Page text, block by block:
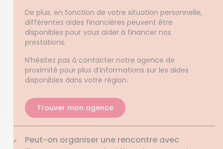
De plus, en fonction de votre situation personnelle,
différentes aides financières peuvent être
disponibles pour vous aider à financer nos
prestations.
N’hésitez pas à contacter notre agence de
proximité pour plus d’informations sur les aides
disponibles dans votre région.
Trouver mon agence
Peut-on organiser une rencontre avec